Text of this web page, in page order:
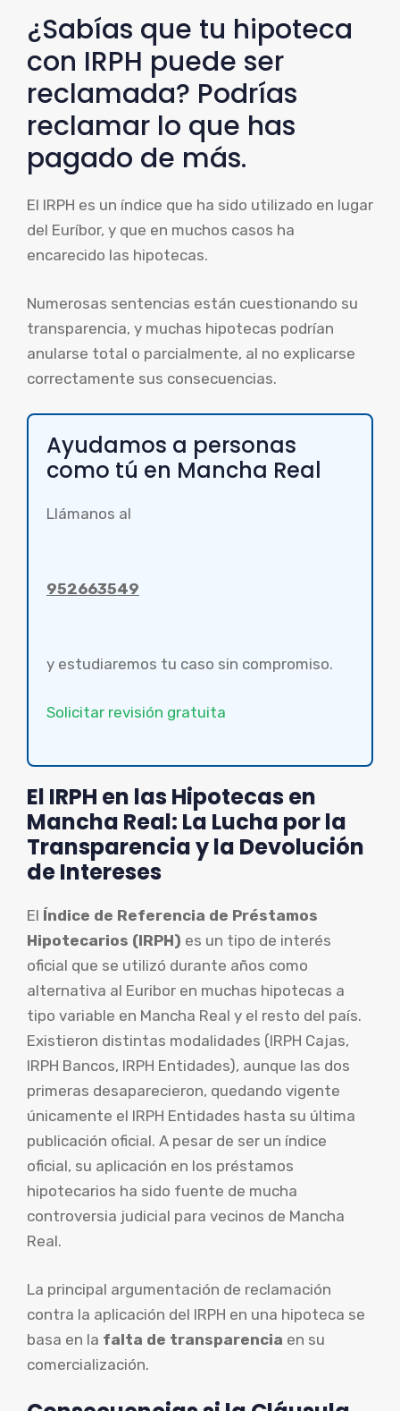
¿Sabías que tu hipoteca
con IRPH puede ser
reclamada? Podrías
reclamar lo que has
pagado de más.
El IRPH es un índice que ha sido utilizado en lugar
del Euríbor, y que en muchos casos ha
encarecido las hipotecas.
Numerosas sentencias están cuestionando su
transparencia, y muchas hipotecas podrían
anularse total o parcialmente, al no explicarse
correctamente sus consecuencias.
Ayudamos a personas
como tú en Mancha Real
Llámanos al
952663549
y estudiaremos tu caso sin compromiso.
Solicitar revisión gratuita
El IRPH en las Hipotecas en
Mancha Real: La Lucha por la
Transparencia y la Devolución
de Intereses
El Índice de Referencia de Préstamos
Hipotecarios (IRPH) es un tipo de interés
oficial que se utilizó durante años como
alternativa al Euribor en muchas hipotecas a
tipo variable en Mancha Real y el resto del país.
Existieron distintas modalidades (IRPH Cajas,
IRPH Bancos, IRPH Entidades), aunque las dos
primeras desaparecieron, quedando vigente
únicamente el IRPH Entidades hasta su última
publicación oficial. A pesar de ser un índice
oficial, su aplicación en los préstamos
hipotecarios ha sido fuente de mucha
controversia judicial para vecinos de Mancha
Real.
La principal argumentación de reclamación
contra la aplicación del IRPH en una hipoteca se
basa en la falta de transparencia en su
comercialización.